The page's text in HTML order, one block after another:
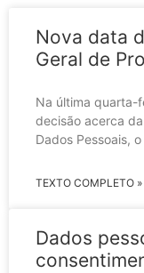
Nova data
Geral de
Na última quarta-
decisão acerca
Dados Pessoais,
TEXTO COMPLETO »
Dados